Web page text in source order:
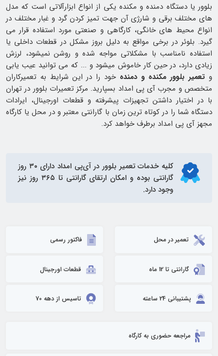
بلوور یا دستگاه دمنده و مکنده یکی از انواع ابزارآلاتی است که مدل
های مختلف برقی و شارژی آن جهت تمیز کردن گرد و غبار مختلف در
انواع محیط های خانگی، کارگاهی و صنعتی مورد استفاده قرار می
گیرد. بلوئر در برخی مواقع به دلیل بروز مشکل در قطعات داخلی یا
استفاده نامناسب با مشکلاتی مواجه شده و روشن نمیشود، لرزش
زیادی دارد، در حین کار خاموش میشود و ... که می توانید عیب یابی
و تعمیر بلوور مکنده و دمنده خود را در این شرایط به تعمیرکاران
متخصص و مجرب آی پی امداد بسپارید. مرکز تعمیرات بلوور در تهران
با در اختیار داشتن تجهیزات پیشرفته و قطعات اورجینال، ایرادات
دستگاه شما را در کوتاه ترین زمان با گارانتی معتبر و در محل یا کارگاه
مجهز آی پی امداد برطرف خواهد کرد.
کلیه خدماتتعمیر بلوور
در آی‌پی امداد دارای ۳۰ روز
گارانتی بوده و امکان ارتقای گارانتی تا ۳۶۵ روز نیز
وجود دارد.
تعمیر در محل فاکتور رسمی
گارانتی تا 12 ماه قطعات اورجینال
پشتیبانی 24 ساعته تاسیس از دهه 70
مراجعه حضوری به کارگاه